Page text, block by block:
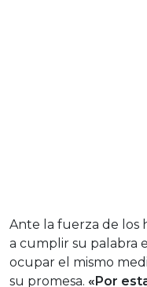
Ante la fuerza de los
a cumplir su palabra
ocupar el mismo
su promesa. «Por